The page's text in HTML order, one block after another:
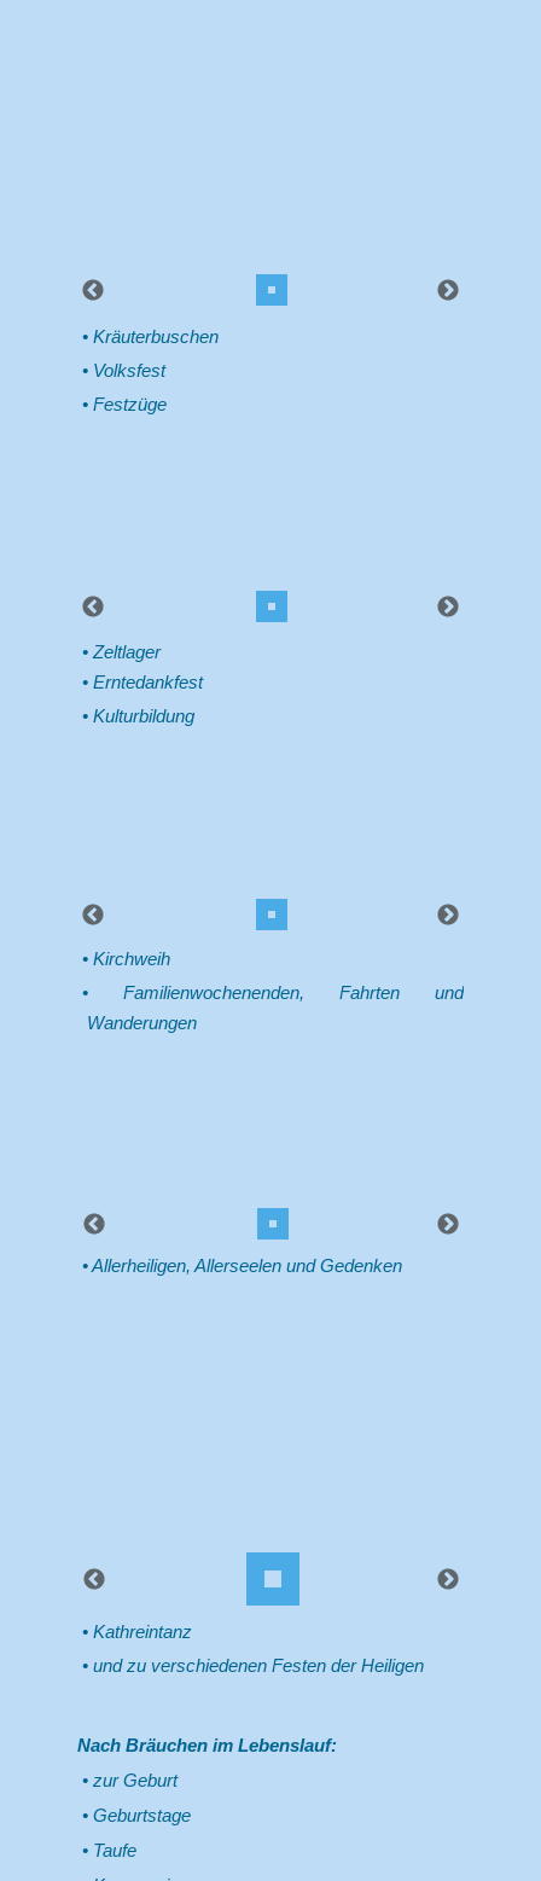
Kräuterbuschen
Volksfest
Festzüge
Zeltlager
Erntedankfest
Kulturbildung
Kirchweih
Familienwochenenden, Fahrten und
Wanderungen
Allerheiligen, Allerseelen und Gedenken
Kathreintanz
und zu verschiedenen Festen der Heiligen
Nach Bräuchen im Lebenslauf:
zur Geburt
Geburtstage
Taufe